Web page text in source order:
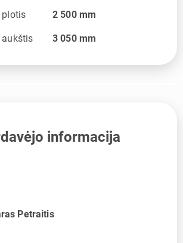
plotis 2 500 mm
3 050 mm
informacija
Petraitis